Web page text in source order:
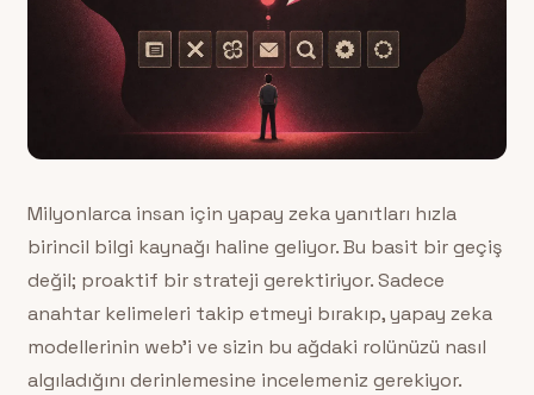
Milyonlarca insan için yapay zeka yanıtları hızla
birincil bilgi kaynağı haline geliyor. Bu basit bir geçiş
değil; proaktif bir strateji gerektiriyor. Sadece
anahtar kelimeleri takip etmeyi bırakıp, yapay zeka
modellerinin web’i ve sizin bu ağdaki rolünüzü nasıl
algıladığını derinlemesine incelemeniz gerekiyor.